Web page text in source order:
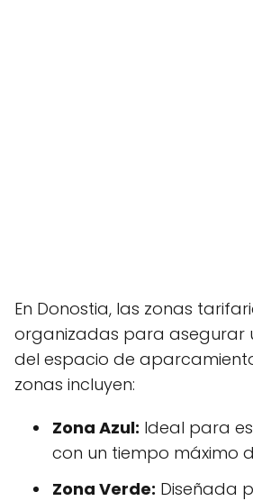
En Donostia, las zonas
organizadas para asegurar
del espacio de
zonas incluyen:
Zona Azul: Ideal para
con un tiempo máximo
Zona Verde: Diseñada